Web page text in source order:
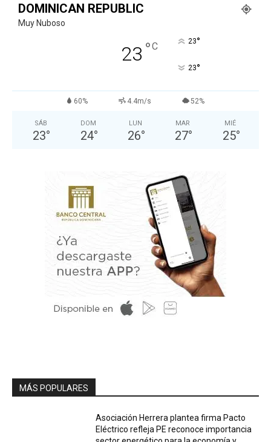
DOMINICAN REPUBLIC
Muy Nuboso
23 °C 23°
23°
60% 4.4m/s 52%
SÁB
23°
DOM
24°
LUN
26°
MAR
27°
MIÉ
25°
MÁS POPULARES
Asociación Herrera plantea firma Pacto
Eléctrico refleja PE reconoce importancia